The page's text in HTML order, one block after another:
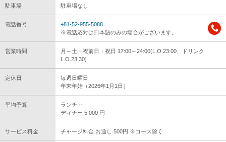
駐車場 駐車場なし
電話番号
+81-52-955-5088
※電話応対は日本語のみの場合がございます。
営業時間
月～土・祝前日・祝日 17:00～24:00(L.O.23:00、ドリンク
L.O.23:30)
定休日
毎週日曜日
年末年始（2026年1月1日）
平均予算
ランチ --
ディナー 5,000 円
サービス料金 チャージ料金 お通し 500円 ※コース除く